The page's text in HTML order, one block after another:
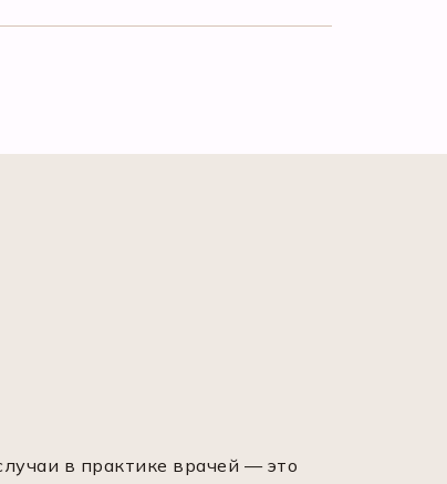
в практике врачей — это